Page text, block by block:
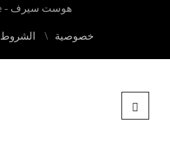
هوست سيرف - host serve
خصوصية الشروط